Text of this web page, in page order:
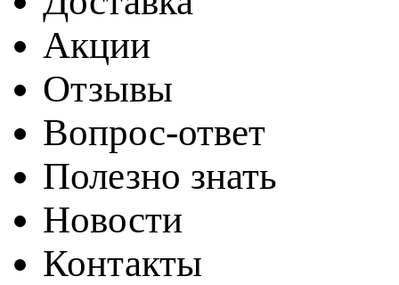
Акции
Отзывы
Вопрос-ответ
Полезно знать
Новости
Контакты